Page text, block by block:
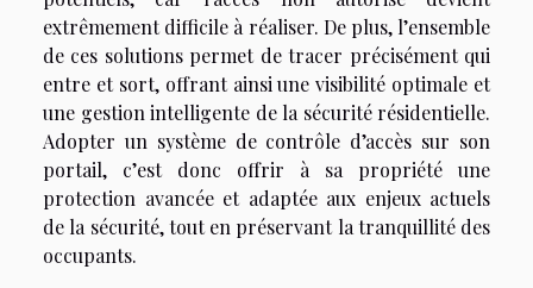
extrêmement difficile à réaliser. De plus, l’ensemble
de ces solutions permet de tracer précisément qui
entre et sort, offrant ainsi une visibilité optimale et
une gestion intelligente de la sécurité résidentielle.
Adopter un système de contrôle d’accès sur son
portail, c’est donc offrir à sa propriété une
protection avancée et adaptée aux enjeux actuels
de la sécurité, tout en préservant la tranquillité des
occupants.